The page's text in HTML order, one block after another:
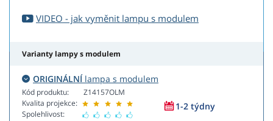
VIDEO - jak vyměnit lampu s modulem
Varianty lampy s modulem
ORIGINÁLNÍlampa s modulem
Kód produktu:
Kvalita projekce:
Spolehlivost:
Z14157OLM
1-2 týdny